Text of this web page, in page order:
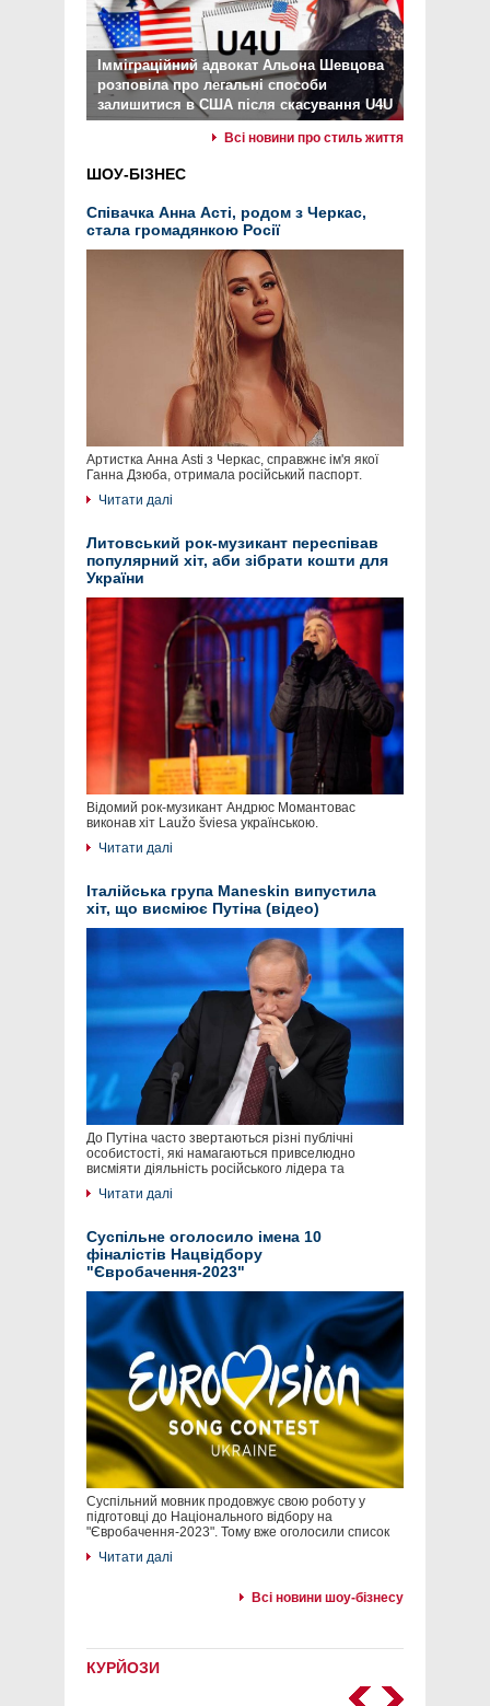
Імміграційний адвокат Альона Шевцова
розповіла про легальні способи
залишитися в США після скасування U4U
Всі новини про стиль життя
ШОУ-БІЗНЕС
Співачка Анна Асті, родом з Черкас,
стала громадянкою Росії
Артистка Анна Asti з Черкас, справжнє ім'я якої
Ганна Дзюба, отримала російський паспорт.
Читати далі
Литовський рок-музикант переспівав
популярний хіт, аби зібрати кошти для
України
Відомий рок-музикант Андрюс Момантовас
виконав хіт Laužo šviesa українською.
Читати далі
Італійська група Maneskin випустила
хіт, що висміює Путіна (відео)
До Путіна часто звертаються різні публічні
особистості, які намагаються привселюдно
висміяти діяльність російського лідера та
Читати далі
Суспільне оголосило імена 10
фіналістів Нацвідбору
"Євробачення-2023"
Суспільний мовник продовжує свою роботу у
підготовці до Національного відбору на
"Євробачення-2023". Тому вже оголосили список
Читати далі
Всі новини шоу-бізнесу
КУРЙОЗИ